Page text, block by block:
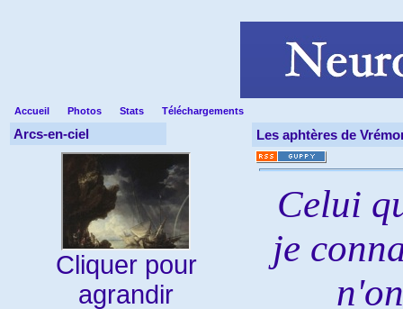
Accueil Photos Stats Téléchargements
Arcs-en-ciel
Cliquer pour
agrandir
Les aphtères de
Celui
je